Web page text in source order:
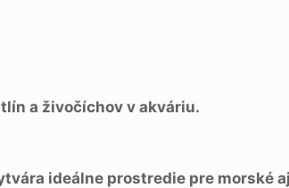
a živočíchov v akváriu.
ideálne prostredie pre morské